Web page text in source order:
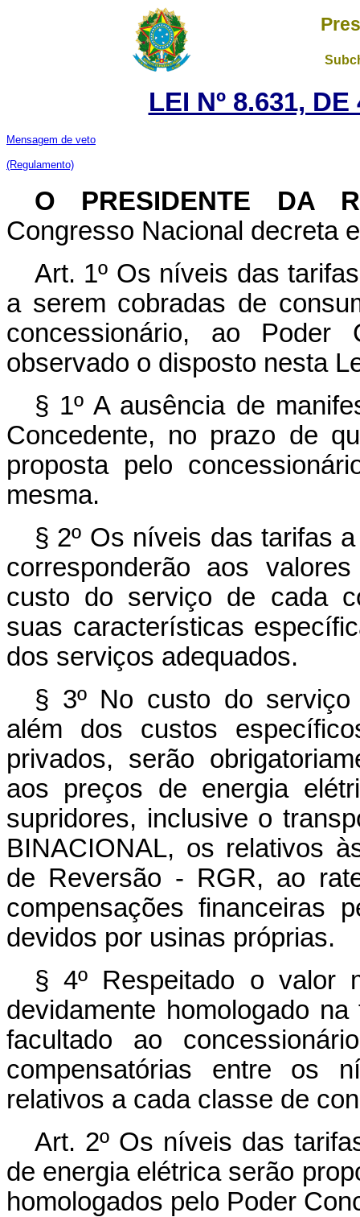
LEI Nº 8.631,
Mensagem de veto
(Regulamento)
O PRESIDENTE DA
Congresso Nacional decreta
Art. 1º Os níveis das
a serem cobradas de
concessionário, ao Poder
observado o disposto nesta
§ 1º A ausência de
Concedente, no prazo de
proposta pelo
mesma.
§ 2º Os níveis das tarifas
corresponderão aos
custo do serviço de cada
suas características
dos serviços adequados.
§ 3º No custo do serviço
além dos custos
privados, serão
aos preços de energia
supridores, inclusive o
BINACIONAL, os relativos
de Reversão - RGR, ao
compensações financeiras
devidos por usinas próprias.
§ 4º Respeitado o valor
devidamente homologado
facultado ao
compensatórias entre os
relativos a cada classe de
Art. 2º Os níveis das
de energia elétrica serão
homologados pelo Poder